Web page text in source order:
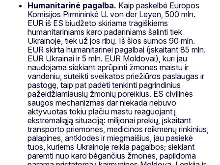
Humanitarinė pagalba. Kaip paskelbė Europos
Komisijos Pirmininkė U. von der Leyen, 500 mln.
EUR iš ES biudžeto skiriama tragiškiems
humanitariniams karo padariniams šalinti tiek
Ukrainoje, tiek už jos ribų. Iš šios sumos 90 mln.
EUR skirta humanitarinei pagalbai (įskaitant 85 mln.
EUR Ukrainai ir 5 mln. EUR Moldovai), kuri jau
naudojama siekiant aprūpinti žmones maistu ir
vandeniu, suteikti sveikatos priežiūros paslaugas ir
pastogę, taip pat padėti tenkinti pagrindinius
pažeidžiamiausių žmonių poreikius. ES civilinės
saugos mechanizmas dar niekada nebuvo
aktyvuotas tokiu plačiu mastu reaguojant į
ekstremaliąją situaciją: milijonai prekių, įskaitant
transporto priemones, medicinos reikmenų rinkinius,
palapines, antklodes ir miegmaišius, jau pasiekė
tuos, kuriems Ukrainoje reikia pagalbos; siekiant
paremti nuo karo bėgančius žmones, papildoma